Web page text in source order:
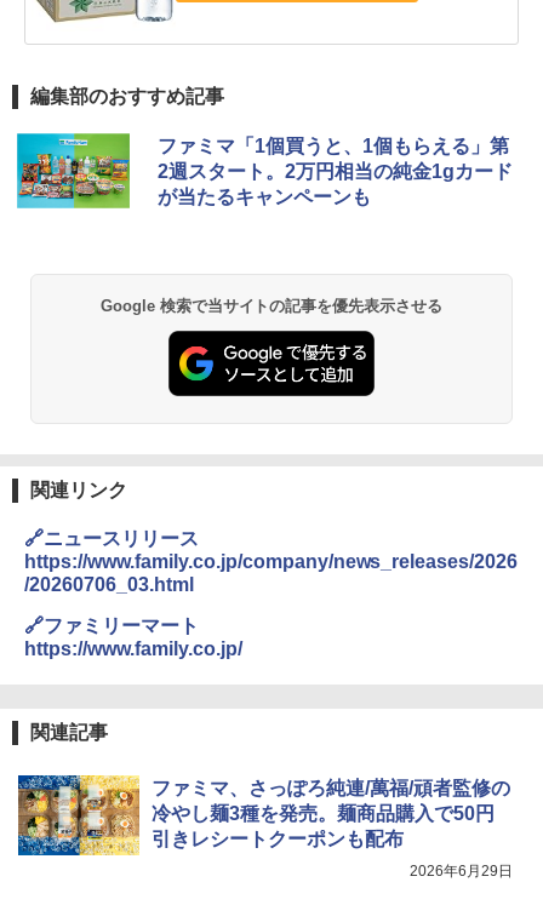
編集部のおすすめ記事
ファミマ「1個買うと、1個もらえる」第
2週スタート。2万円相当の純金1gカード
が当たるキャンペーンも
Google 検索で当サイトの記事を優先表示させる
関連リンク
🔗ニュースリリース
https://www.family.co.jp/company/news_releases/2026
/20260706_03.html
🔗ファミリーマート
https://www.family.co.jp/
関連記事
ファミマ、さっぽろ純連/萬福/頑者監修の
冷やし麺3種を発売。麺商品購入で50円
引きレシートクーポンも配布
2026年6月29日